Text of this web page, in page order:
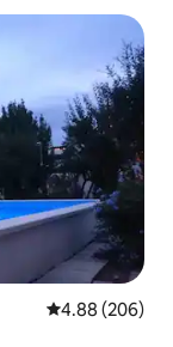
औसत रेटिंग 5 में से
4.88 (206)